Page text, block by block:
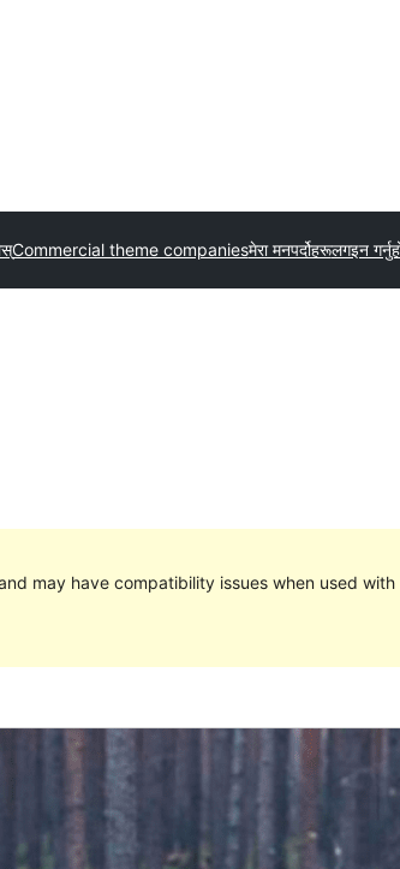
Commercial theme companiesमेरा मनपर्दोहरूलगइन
may have compatibility issues when used
पूर्वावलोकन गर्नुहोस्डाउनलोड
पछिल्लो अपडेट
Active installations